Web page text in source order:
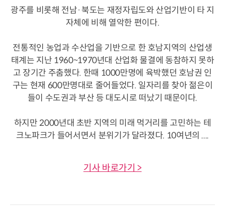
광주를 비롯해 전남·북도는 재정자립도와 산업기반이 타 지
자체에 비해 열악한 편이다.
전통적인 농업과 수산업을 기반으로 한 호남지역의 산업생
태계는 지난 1960~1970년대 산업화 물결에 동참하지 못하
고 장기간 주춤했다. 한때 1000만명에 육박했던 호남권 인
구는 현재 600만명대로 줄어들었다. 일자리를 찾아 젊은이
들이 수도권과 부산 등 대도시로 떠났기 때문이다.
하지만 2000년대 초반 지역의 미래 먹거리를 고민하는 테
크노파크가 들어서면서 분위기가 달라졌다. 10여년의 ....
기사 바로가기 >